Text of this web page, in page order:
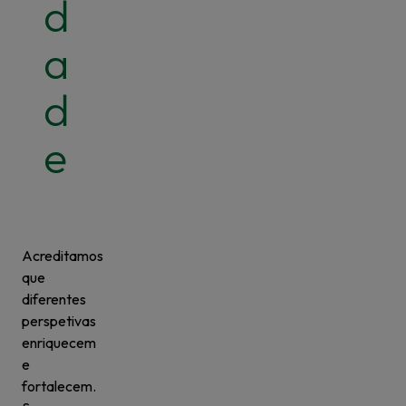
d
a
d
e
Acreditamos
que
diferentes
perspetivas
enriquecem
e
fortalecem.